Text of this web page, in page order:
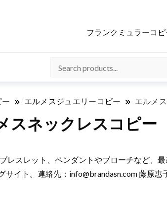
フランクミュラーコ
エルメスジュエリーコピー エルメ
スネックレスコピー
レスレット、ペンダントやブローチなど、
サイト。連絡先： info@brandasn.com藤原惠